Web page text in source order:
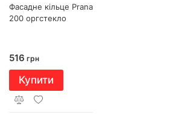
Фасадне кільце Prana
200 оргстекло
516 грн
Купити